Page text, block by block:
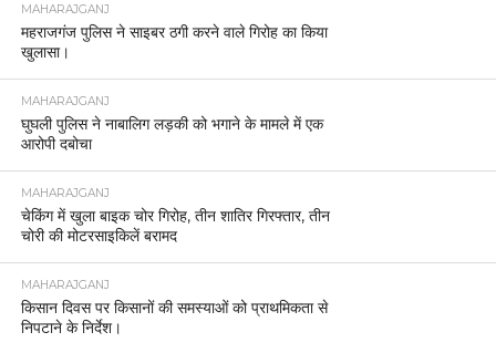
MAHARAJGANJ
महराजगंज पुलिस ने साइबर ठगी करने वाले गिरोह का किया
खुलासा।
MAHARAJGANJ
घुघली पुलिस ने नाबालिग लड़की को भगाने के मामले में एक
आरोपी दबोचा
MAHARAJGANJ
चेकिंग में खुला बाइक चोर गिरोह, तीन शातिर गिरफ्तार, तीन
चोरी की मोटरसाइकिलें बरामद
MAHARAJGANJ
किसान दिवस पर किसानों की समस्याओं को प्राथमिकता से
निपटाने के निर्देश।